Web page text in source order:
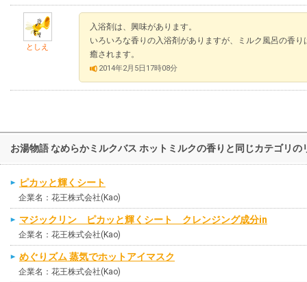
としえ
入浴剤は、興味があります。
いろいろな香りの入浴剤がありますが、ミルク風呂の香り
癒されます。
2014年2月5日17時08分
お湯物語 なめらかミルクバス ホットミルクの香りと同じカテゴリの
ピカッと輝くシート
企業名：花王株式会社(Kao)
マジックリン ピカッと輝くシート クレンジング成分in
企業名：花王株式会社(Kao)
めぐりズム 蒸気でホットアイマスク
企業名：花王株式会社(Kao)